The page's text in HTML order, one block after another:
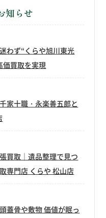
知らせ
わず“くらや旭川東光
価買取を実現
家十職・永楽善五郎と
買取｜遺品整理で見つ
専門店 くらや 松山店
蓋骨や敷物 価値が眠っ